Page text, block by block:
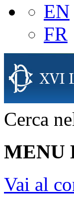
EN
FR
Cerca
MENU
Vai al